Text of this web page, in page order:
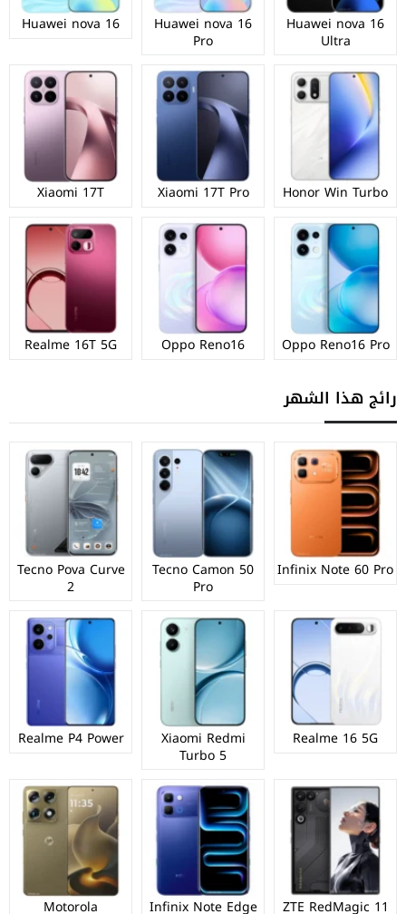
Huawei nova 16
Ultra
Huawei nova 16
Pro
Huawei nova 16
Honor Win Turbo
Xiaomi 17T Pro
Xiaomi 17T
Oppo Reno16 Pro
Oppo Reno16
Realme 16T 5G
رائج هذا الشهر
Infinix Note 60 Pro
Tecno Camon 50
Pro
Tecno Pova Curve
2
Realme 16 5G
Xiaomi Redmi
Turbo 5
Realme P4 Power
ZTE RedMagic 11
Infinix Note Edge
Motorola